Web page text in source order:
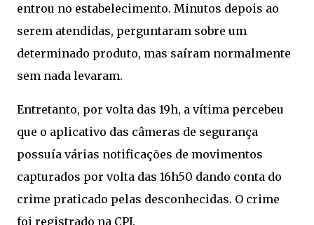
entrou no estabelecimento. Minutos depois ao
serem atendidas, perguntaram sobre um
determinado produto, mas saíram normalmente
sem nada levaram.
Entretanto, por volta das 19h, a vítima percebeu
que o aplicativo das câmeras de segurança
possuía várias notificações de movimentos
capturados por volta das 16h50 dando conta do
crime praticado pelas desconhecidas. O crime
foi registrado na CPJ.